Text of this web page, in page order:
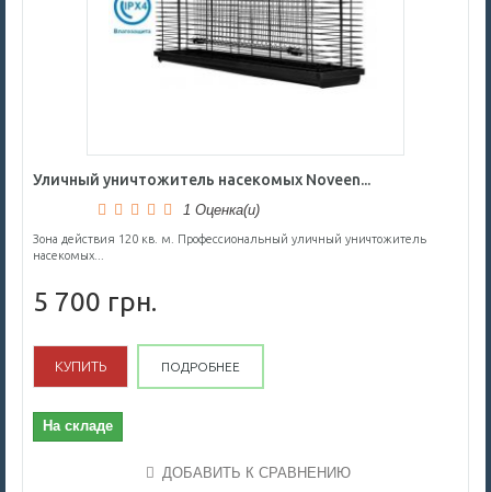
Уличный уничтожитель насекомых Noveen...
1 Оценка(и)
Зона действия 120 кв. м. Профессиональный уличный уничтожитель
насекомых...
5 700 грн.
КУПИТЬ ПОДРОБНЕЕ
На складе
ДОБАВИТЬ К СРАВНЕНИЮ